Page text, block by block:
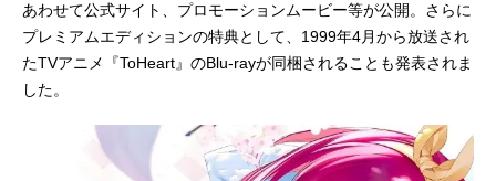
あわせて公式サイト、プロモーションムービー等が公開。さらに
プレミアムエディションの特典として、1999年4月から放送され
たTVアニメ『ToHeart』のBlu-rayが同梱されることも発表されま
した。